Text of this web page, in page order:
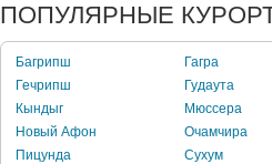
ПОПУЛЯРНЫЕ
Багрипш
Гагра
Гечрипш
Гудаута
Кындыг
Мюссера
Новый Афон
Очамчира
Пицунда
Сухум